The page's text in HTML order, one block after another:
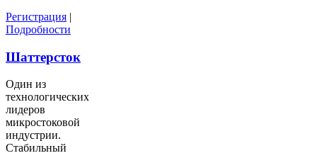
Регистрация |
Подробности
Шаттерсток
Один из
технологических
лидеров
микростоковой
индустрии.
Стабильный